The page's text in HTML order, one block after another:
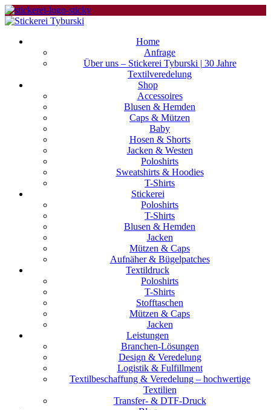
Home
Anfrage
Über uns – Stickerei Tyburski | 30 Jahre
Textilveredelung
Shop
Accessoires
Blusen & Hemden
Caps & Mützen
Baby
Hosen & Shorts
Jacken & Westen
Poloshirts
Sweatshirts & Hoodies
T-Shirts
Stickerei
Poloshirts
T-Shirts
Blusen & Hemden
Jacken
Mützen & Caps
Aufnäher & Bügelpatches
Textildruck
Poloshirts
T-Shirts
Stofftaschen
Mützen & Caps
Jacken
Leistungen
Branchen-Lösungen
Design & Veredelung
Logistik & Fulfillment
Textilbeschaffung & Veredelung – hochwertige
Textilien
Transfer- & DTF-Druck